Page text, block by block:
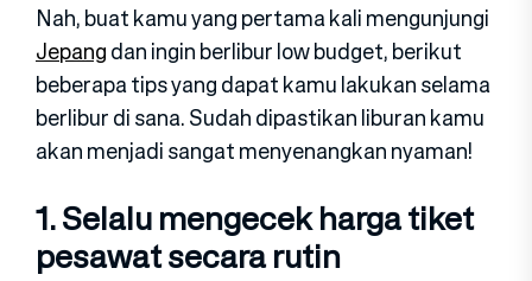
Nah, buat kamu yang pertama kali mengunjungi
Jepangdan ingin berlibur low budget, berikut
beberapa tips yang dapat kamu lakukan selama
berlibur di sana. Sudah dipastikan liburan kamu
akan menjadi sangat menyenangkan nyaman!
1. Selalu mengecek harga tiket
pesawat secara rutin